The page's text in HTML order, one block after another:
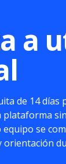
a
de 14 días
se